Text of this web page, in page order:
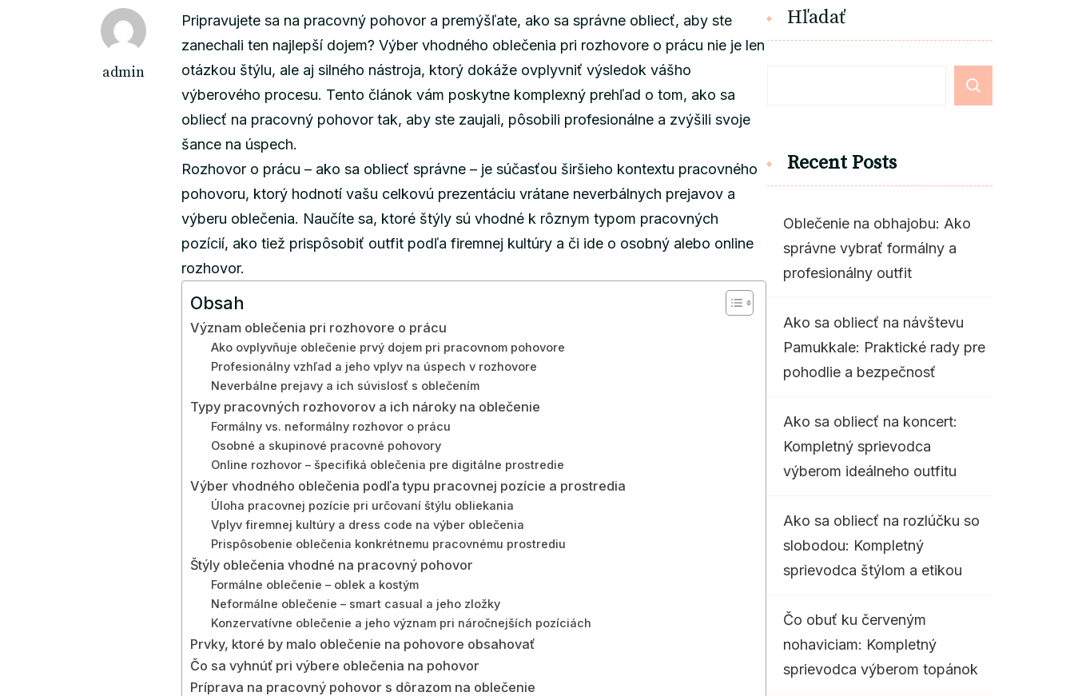
admin
Pripravujete sa na pracovný pohovor a premýšľate, ako sa správne obliecť, aby ste
zanechali ten najlepší dojem? Výber vhodného oblečenia pri rozhovore o prácu nie je len
otázkou štýlu, ale aj silného nástroja, ktorý dokáže ovplyvniť výsledok vášho
výberového procesu. Tento článok vám poskytne komplexný prehľad o tom, ako sa
obliecť na pracovný pohovor tak, aby ste zaujali, pôsobili profesionálne a zvýšili svoje
šance na úspech.
Rozhovor o prácu – ako sa obliecť správne – je súčasťou širšieho kontextu pracovného
pohovoru, ktorý hodnotí vašu celkovú prezentáciu vrátane neverbálnych prejavov a
výberu oblečenia. Naučíte sa, ktoré štýly sú vhodné k rôznym typom pracovných
pozícií, ako tiež prispôsobiť outfit podľa firemnej kultúry a či ide o osobný alebo online
rozhovor.
Obsah
Význam oblečenia pri rozhovore o prácu
Ako ovplyvňuje oblečenie prvý dojem pri pracovnom pohovore
Profesionálny vzhľad a jeho vplyv na úspech v rozhovore
Neverbálne prejavy a ich súvislosť s oblečením
Typy pracovných rozhovorov a ich nároky na oblečenie
Formálny vs. neformálny rozhovor o prácu
Osobné a skupinové pracovné pohovory
Online rozhovor – špecifiká oblečenia pre digitálne prostredie
Výber vhodného oblečenia podľa typu pracovnej pozície a prostredia
Úloha pracovnej pozície pri určovaní štýlu obliekania
Vplyv firemnej kultúry a dress code na výber oblečenia
Prispôsobenie oblečenia konkrétnemu pracovnému prostrediu
Štýly oblečenia vhodné na pracovný pohovor
Formálne oblečenie – oblek a kostým
Neformálne oblečenie – smart casual a jeho zložky
Konzervatívne oblečenie a jeho význam pri náročnejších pozíciách
Prvky, ktoré by malo oblečenie na pohovore obsahovať
Čo sa vyhnúť pri výbere oblečenia na pohovor
Príprava na pracovný pohovor s dôrazom na oblečenie
Hľadať
Recent Posts
Oblečenie na obhajobu: Ako
správne vybrať formálny a
profesionálny outfit
Ako sa obliecť na návštevu
Pamukkale: Praktické rady pre
pohodlie a bezpečnosť
Ako sa obliecť na koncert:
Kompletný sprievodca
výberom ideálneho outfitu
Ako sa obliecť na rozlúčku so
slobodou: Kompletný
sprievodca štýlom a etikou
Čo obuť ku červeným
nohaviciam: Kompletný
sprievodca výberom topánok